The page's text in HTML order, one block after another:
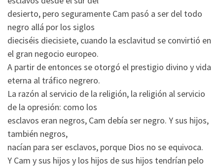
desierto, pero seguramente Cam pasó a ser del todo
negro allá por los siglos
dieciséis diecisiete, cuando la esclavitud se convirtió en
el gran negocio europeo.
A partir de entonces se otorgó el prestigio divino y vida
eterna al tráfico negrero.
La razón al servicio de la religión, la religión al servicio
de la opresión: como los
esclavos eran negros, Cam debía ser negro. Y sus hijos,
también negros,
nacían para ser esclavos, porque Dios no se equivoca.
Y Cam y sus hijos y los hijos de sus hijos tendrían pelo